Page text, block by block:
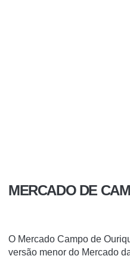
MERCADO DE
O Mercado Campo de
versão menor do Mercado